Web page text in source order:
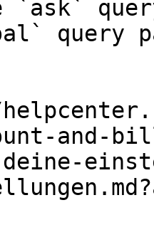
`ask`
query
and-
deine-